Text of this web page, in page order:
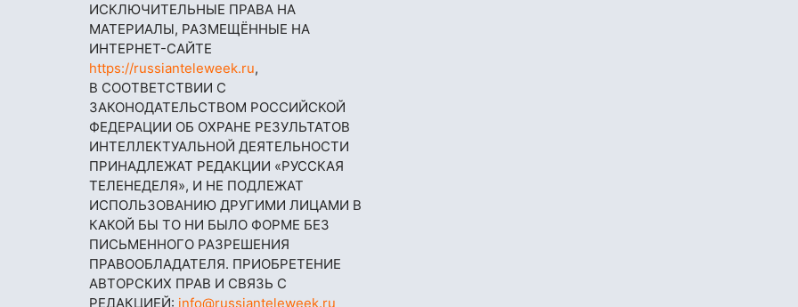
ИСКЛЮЧИТЕЛЬНЫЕ ПРАВА НА
МАТЕРИАЛЫ, РАЗМЕЩЁННЫЕ НА
ИНТЕРНЕТ-САЙТЕ
https://russianteleweek.ru,
В СООТВЕТСТВИИ С
ЗАКОНОДАТЕЛЬСТВОМ РОССИЙСКОЙ
ФЕДЕРАЦИИ ОБ ОХРАНЕ РЕЗУЛЬТАТОВ
ИНТЕЛЛЕКТУАЛЬНОЙ ДЕЯТЕЛЬНОСТИ
ПРИНАДЛЕЖАТ РЕДАКЦИИ «РУССКАЯ
ТЕЛЕНЕДЕЛЯ», И НЕ ПОДЛЕЖАТ
ИСПОЛЬЗОВАНИЮ ДРУГИМИ ЛИЦАМИ В
КАКОЙ БЫ ТО НИ БЫЛО ФОРМЕ БЕЗ
ПИСЬМЕННОГО РАЗРЕШЕНИЯ
ПРАВООБЛАДАТЕЛЯ. ПРИОБРЕТЕНИЕ
АВТОРСКИХ ПРАВ И СВЯЗЬ С
РЕДАКЦИЕЙ: info@russianteleweek.ru